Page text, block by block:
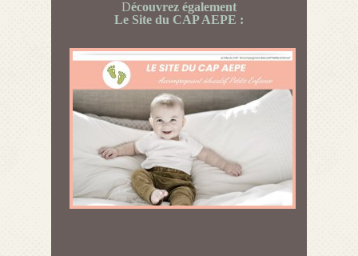
Découvrez également
Le Site du CAP AEPE :